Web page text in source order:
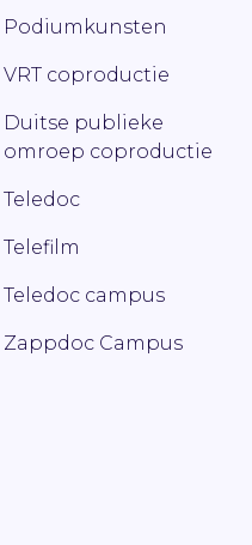
Podiumkunsten
VRT coproductie
Duitse publieke
omroep coproductie
Teledoc
Telefilm
Teledoc campus
Zappdoc Campus